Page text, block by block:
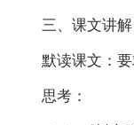
三、课文讲解
默读课文：
思考：